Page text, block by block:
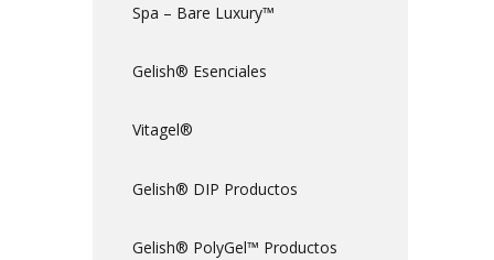
Spa – Bare Luxury™
Gelish® Esenciales
Vitagel®
Gelish® DIP Productos
Gelish® PolyGel™ Productos